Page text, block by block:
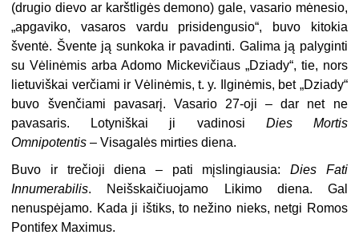
(drugio dievo ar karštligės demono) gale, vasario mėnesio,
„apgaviko, vasaros vardu prisidengusio“, buvo kitokia
šventė. Švente ją sunkoka ir pavadinti. Galima ją palyginti
su Vėlinėmis arba Adomo Mickevičiaus „Dziady“, tie, nors
lietuviškai verčiami ir Vėlinėmis, t. y. Ilginėmis, bet „Dziady“
buvo švenčiami pavasarį. Vasario 27-oji – dar net ne
pavasaris. Lotyniškai ji vadinosi Dies Mortis
Omnipotentis – Visagalės mirties diena.
Buvo ir trečioji diena – pati mįslingiausia: Dies Fati
Innumerabilis. Neišskaičiuojamo Likimo diena. Gal
nenuspėjamo. Kada ji ištiks, to nežino nieks, netgi Romos
Pontifex Maximus.